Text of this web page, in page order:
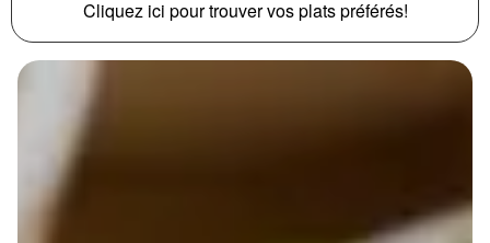
Cliquez ici pour trouver vos plats préférés!